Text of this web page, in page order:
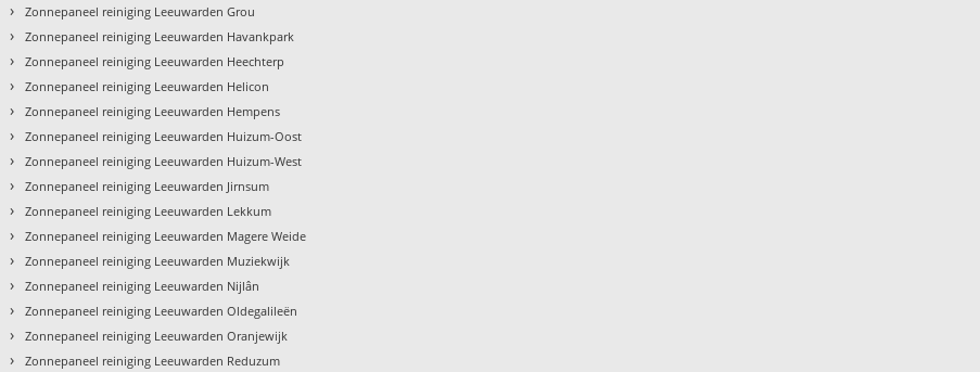
› Zonnepaneel reiniging Leeuwarden Grou
› Zonnepaneel reiniging Leeuwarden Havankpark
› Zonnepaneel reiniging Leeuwarden Heechterp
› Zonnepaneel reiniging Leeuwarden Helicon
› Zonnepaneel reiniging Leeuwarden Hempens
› Zonnepaneel reiniging Leeuwarden Huizum-Oost
› Zonnepaneel reiniging Leeuwarden Huizum-West
› Zonnepaneel reiniging Leeuwarden Jirnsum
› Zonnepaneel reiniging Leeuwarden Lekkum
› Zonnepaneel reiniging Leeuwarden Magere Weide
› Zonnepaneel reiniging Leeuwarden Muziekwijk
› Zonnepaneel reiniging Leeuwarden Nijlân
› Zonnepaneel reiniging Leeuwarden Oldegalileën
› Zonnepaneel reiniging Leeuwarden Oranjewijk
› Zonnepaneel reiniging Leeuwarden Reduzum